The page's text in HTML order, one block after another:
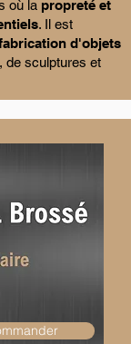
où la propreté et
. Il est
d'objets
de sculptures et